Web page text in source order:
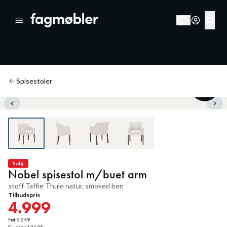
Spisestoler
Salg
Nobel spisestol m/buet arm
stoff Taffie Thule natur, smoked ben
Tilbudspris
4.999
Før6.249